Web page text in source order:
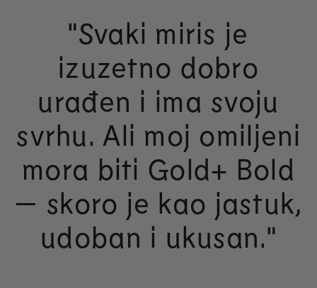
"Svaki miris je
izuzetno dobro
urađen i ima svoju
svrhu. Ali moj omiljeni
mora biti Gold+ Bold
— skoro je kao jastuk,
udoban i ukusan."